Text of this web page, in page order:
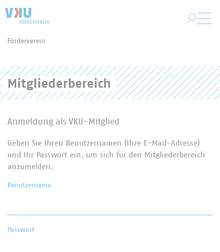
Förderverein
Mitgliederbereich
Anmeldung als VKU-Mitglied
Geben Sie Ihren Benutzernamen (Ihre E-Mail-Adresse)
und Ihr Passwort ein, um sich für den Mitgliederbereich
anzumelden.
Benutzername
Passwort